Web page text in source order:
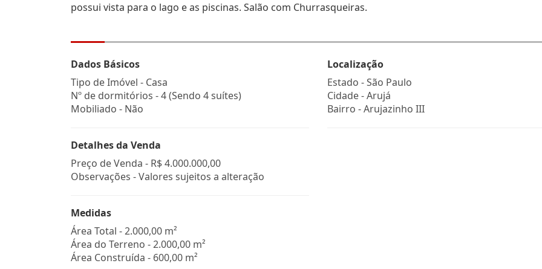
possui vista para o lago e as piscinas. Salão com Churrasqueiras.
Dados Básicos
Tipo de Imóvel - Casa
Nº de dormitórios - 4 (Sendo 4 suítes)
Mobiliado - Não
Detalhes da Venda
Preço de Venda - R$ 4.000.000,00
Observações - Valores sujeitos a alteração
Medidas
Área Total - 2.000,00 m²
Área do Terreno - 2.000,00 m²
Área Construída - 600,00 m²
Localização
Estado -São Paulo
Cidade -Arujá
Bairro -Arujazinho III